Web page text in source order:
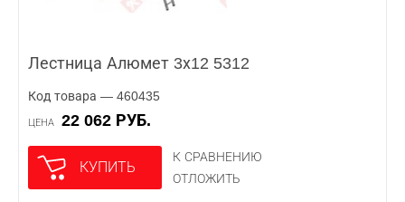
Лестница Алюмет 3х12 5312
Код товара — 460435
ЦЕНА 22 062 РУБ.
КУПИТЬ
К СРАВНЕНИЮ
ОТЛОЖИТЬ